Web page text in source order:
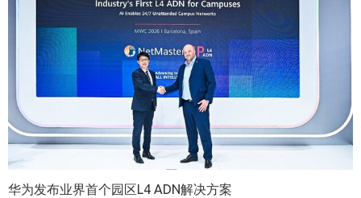
华为发布业界首个园区L4 ADN解决方案